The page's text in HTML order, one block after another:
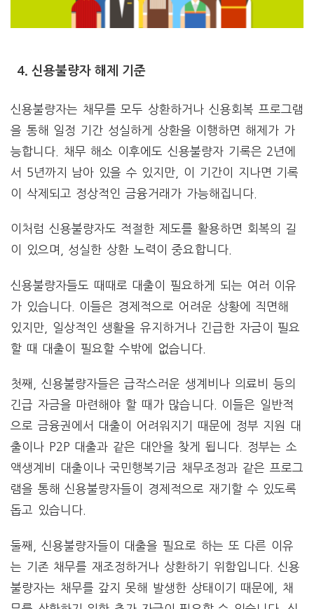
4. 신용불량자 해제 기준
신용불량자는 채무를 모두 상환하거나 신용회복 프로그램
을 통해 일정 기간 성실하게 상환을 이행하면 해제가 가
능합니다. 채무 해소 이후에도 신용불량자 기록은 2년에
서 5년까지 남아 있을 수 있지만, 이 기간이 지나면 기록
이 삭제되고 정상적인 금융거래가 가능해집니다.
이처럼 신용불량자도 적절한 제도를 활용하면 회복의 길
이 있으며, 성실한 상환 노력이 중요합니다.
신용불량자들도 때때로 대출이 필요하게 되는 여러 이유
가 있습니다. 이들은 경제적으로 어려운 상황에 직면해
있지만, 일상적인 생활을 유지하거나 긴급한 자금이 필요
할 때 대출이 필요할 수밖에 없습니다.
첫째, 신용불량자들은 급작스러운 생계비나 의료비 등의
긴급 자금을 마련해야 할 때가 많습니다. 이들은 일반적
으로 금융권에서 대출이 어려워지기 때문에 정부 지원 대
출이나 P2P 대출과 같은 대안을 찾게 됩니다. 정부는 소
액생계비 대출이나 국민행복기금 채무조정과 같은 프로그
램을 통해 신용불량자들이 경제적으로 재기할 수 있도록
돕고 있습니다.
둘째, 신용불량자들이 대출을 필요로 하는 또 다른 이유
는 기존 채무를 재조정하거나 상환하기 위함입니다. 신용
불량자는 채무를 갚지 못해 발생한 상태이기 때문에, 채